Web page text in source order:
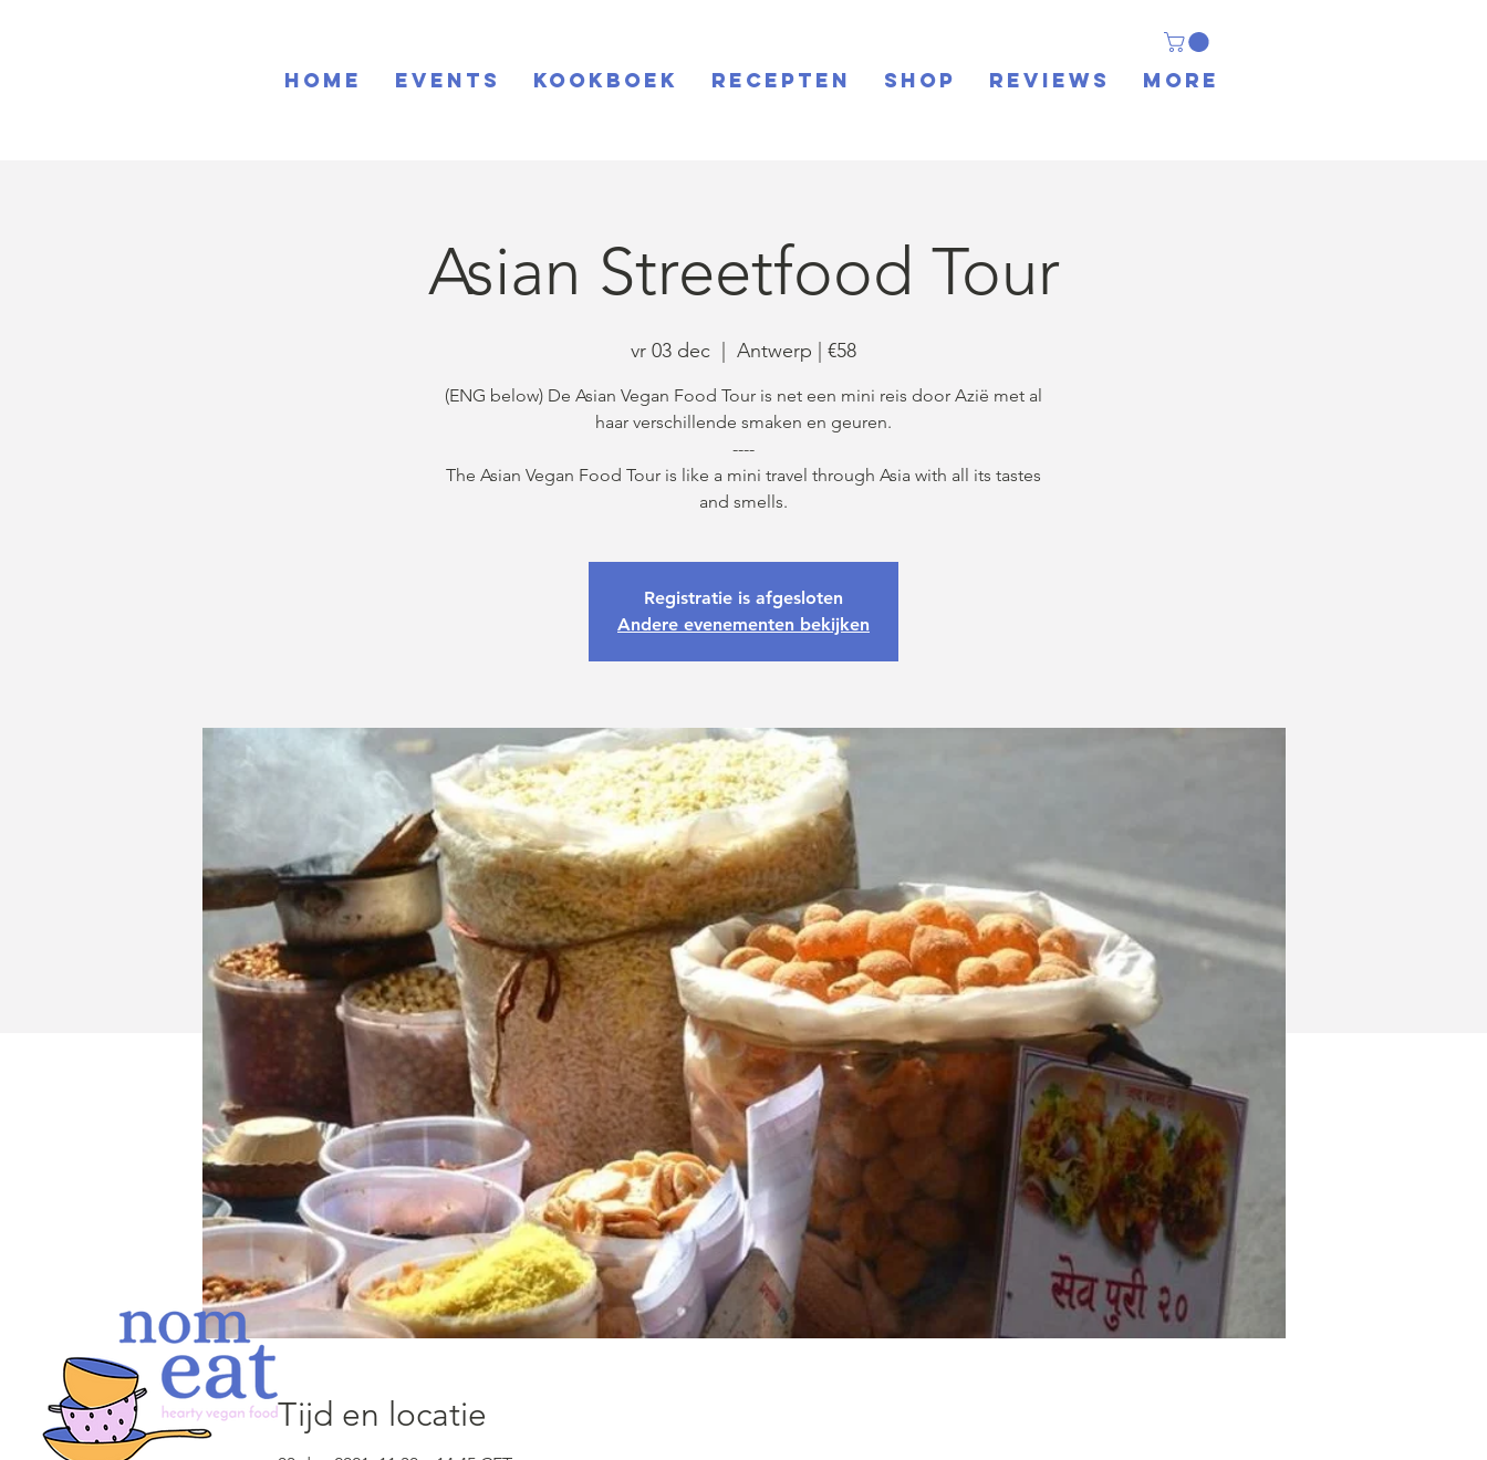
Home EVENTS KOOKBOEK RECEPTEN SHOP REVIEWS More
Asian Streetfood Tour
vr 03 dec Antwerp | €58
(ENG below) De Asian Vegan Food Tour is net een mini reis door Azië met al
haar verschillende smaken en geuren.
----
The Asian Vegan Food Tour is like a mini travel through Asia with all its tastes
and smells.
Registratie is afgesloten
Andere evenementen bekijken
Tijd en locatie